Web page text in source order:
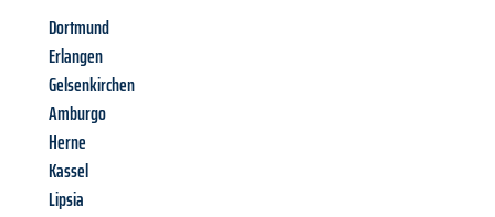
Dortmund
Erlangen
Gelsenkirchen
Amburgo
Herne
Kassel
Lipsia